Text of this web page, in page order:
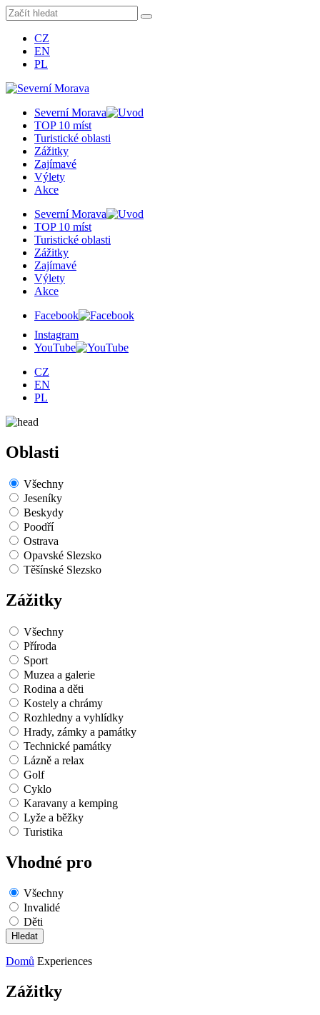
CZ
EN
PL
Severní Morava
TOP 10 míst
Turistické oblasti
Zážitky
Zajímavé
Výlety
Akce
Severní Morava
TOP 10 míst
Turistické oblasti
Zážitky
Zajímavé
Výlety
Akce
Facebook
Instagram
YouTube
CZ
EN
PL
Oblasti
Všechny
Jeseníky
Beskydy
Poodří
Ostrava
Opavské Slezsko
Těšínské Slezsko
Zážitky
Všechny
Příroda
Sport
Muzea a galerie
Rodina a děti
Kostely a chrámy
Rozhledny a vyhlídky
Hrady, zámky a památky
Technické památky
Lázně a relax
Golf
Cyklo
Karavany a kemping
Lyže a běžky
Turistika
Vhodné pro
Všechny
Invalidé
Děti
Domů Experiences
Zážitky